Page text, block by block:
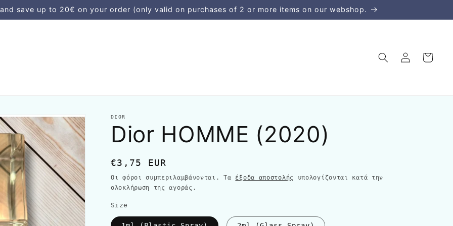
and save up to 20€ on your order (only valid on purchases of 2 or more items on our webshop.
Σύνδεση Καλάθι
DIOR
Dior HOMME (2020)
Κανονική
τιμή
€3,75 EUR
Οι φόροι συμπεριλαμβάνονται. Τα έξοδα αποστολής υπολογίζονται κατά την
ολοκλήρωση της αγοράς.
Size